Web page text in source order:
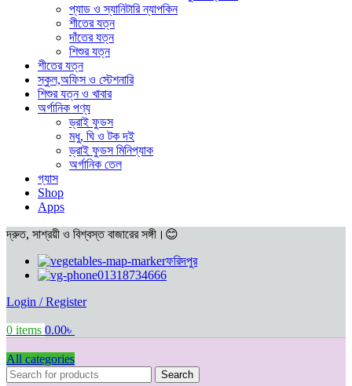
প্যাড ও স্যানিটারি ন্যাপকিন
শীতের যত্ন
দাঁতের যত্ন
শিশুর যত্ন
শীতের যত্ন
স্কুল,অফিস ও স্টেশনারি
শিশুর যত্ন ও খাবার
অর্গানিক পণ্য
ড্রাই ফুডস
মধু, ঘি ও টক দই
ড্রাই ফুডস মিনিপ্যাক
অর্গানিক তেল
গ্যাস
Shop
Apps
দ্রুত, সাশ্রয়ী ও বিশ্বস্ত বাজারের সঙ্গী।😊
ফরিদপুর
01318734666
Login / Register
0 items 0.00৳
All categories
Search